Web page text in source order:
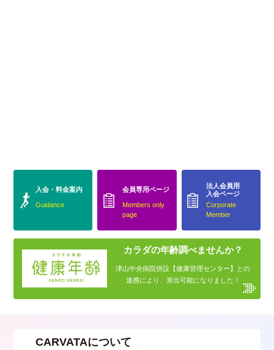
入会・料金案内
Guidance
会員専用ページ
Members only
page
法人会員用
入会ページ
Corporate
Member
カラダの年齢調べませんか？
津山中央病院併設【健康管理センター】との
連携により、算出可能になりました！
CARVATAについて